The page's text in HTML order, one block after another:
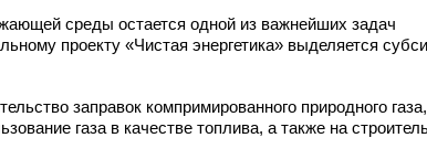
среды остается одной из важнейших задач
проекту «Чистая энергетика» выделяется
заправок компримированного природного газа,
газа в качестве топлива, а также на